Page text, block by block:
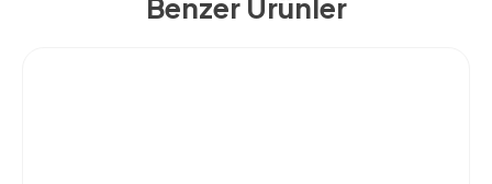
Benzer Ürünler